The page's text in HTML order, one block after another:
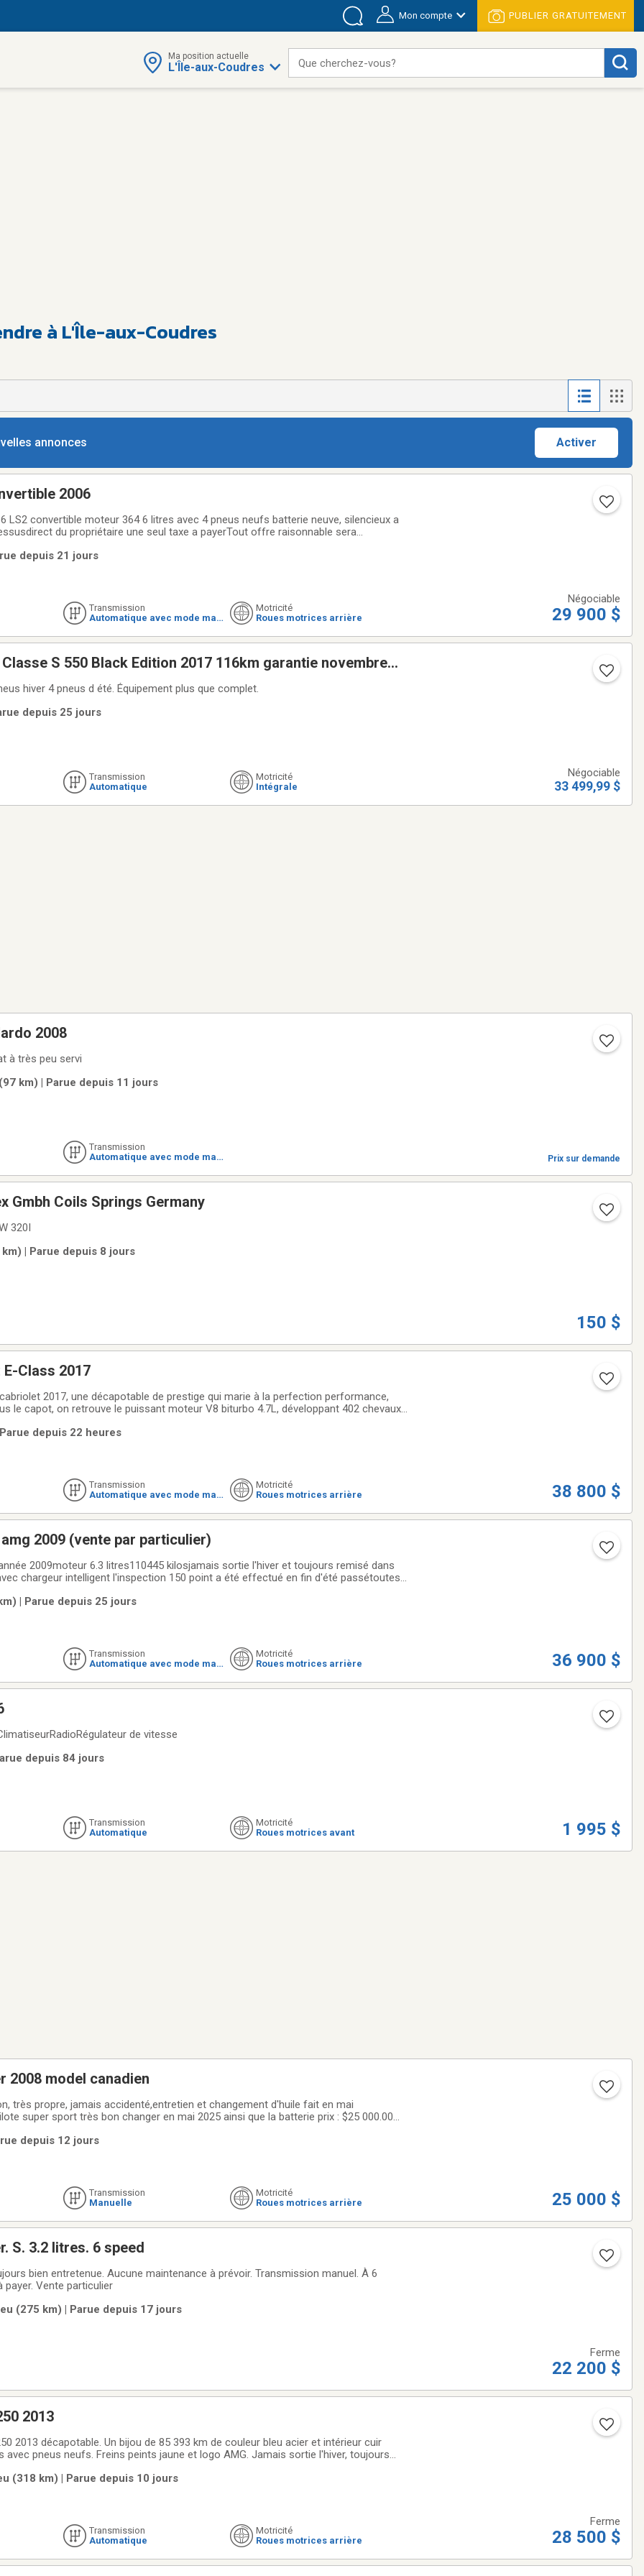
Mon compte PUBLIER GRATUITEMENT
Ma position actuelle
L'Île-aux-Coudres Que cherchez-vous?
à L'Île-aux-Coudres
annonces Activer
2006
LS2 convertible moteur 364 6 litres avec 4 pneus neufs batterie neuve, silencieux a
du propriétaire une seul taxe a payerTout offre raisonnable sera
depuis 21 jours
Transmission
Automatique avec mode man
Motricité
Roues motrices arrière
Négociable
29 900 $
S 550 Black Edition 2017 116km garantie novembre
sun roof moon roof et plus
Parfaite condition 4 pneus hiver 4 pneus d été. Équipement plus que complet.
depuis 25 jours
Transmission
Automatique
Motricité
Intégrale
Négociable
33 499,99 $
gallardo 2008
à très peu servi
km) | Parue depuis 11 jours
Transmission
Automatique avec mode man
Prix sur demande
Gmbh Coils Springs Germany
320I
| Parue depuis 8 jours
150 $
Class 2017
2017, une décapotable de prestige qui marie à la perfection performance,
le capot, on retrouve le puissant moteur V8 biturbo 4.7L, développant 402 chevaux
est
depuis 22 heures
Transmission
Automatique avec mode man
Motricité
Roues motrices arrière
38 800 $
2009 (vente par particulier)
chargeur intelligent l'inspection 150 point a été effectué en fin d'été passétoutes
| Parue depuis 25 jours
Transmission
Automatique avec mode man
Motricité
Roues motrices arrière
36 900 $
de vitesse
depuis 84 jours
Transmission
Automatique
Motricité
Roues motrices avant
1 995 $
2008 model canadien
très propre, jamais accidenté,entretien et changement d'huile fait en mai
super sport très bon changer en mai 2025 ainsi que la batterie prix : $25 000.00
depuis 12 jours
Transmission
Manuelle
Motricité
Roues motrices arrière
25 000 $
S. 3.2 litres. 6 speed
manuel. À 6
payer. Vente particulier
(275 km) | Parue depuis 17 jours
Ferme
22 200 $
2013
85 393 km de couleur bleu acier et intérieur cuir
(318 km) | Parue depuis 10 jours
Transmission
Automatique
Motricité
Roues motrices arrière
Ferme
28 500 $